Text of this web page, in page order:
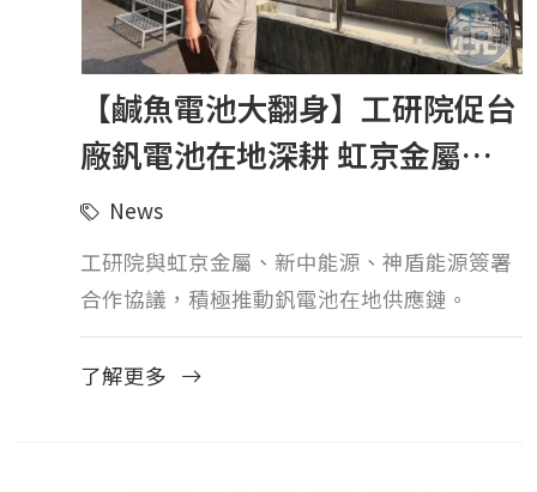
【鹹魚電池大翻身】工研院促台
廠釩電池在地深耕 虹京金屬用
磨功出海日本
News
工研院與虹京金屬、新中能源、神盾能源簽署
合作協議，積極推動釩電池在地供應鏈。
了解更多